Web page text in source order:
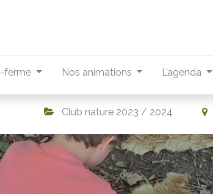
ferme Nos animations L’agenda
Club nature 2023 / 2024